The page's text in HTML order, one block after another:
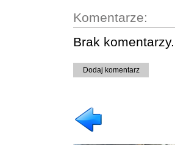
Komentarze:
Brak komentarzy.
Dodaj komentarz